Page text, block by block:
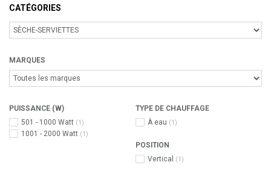
CATÉGORIES
MARQUES
PUISSANCE (W)
501 - 1000 Watt (1)
1001 - 2000 Watt (1)
TYPE DE CHAUFFAGE
À eau (1)
POSITION
Vertical
(1)